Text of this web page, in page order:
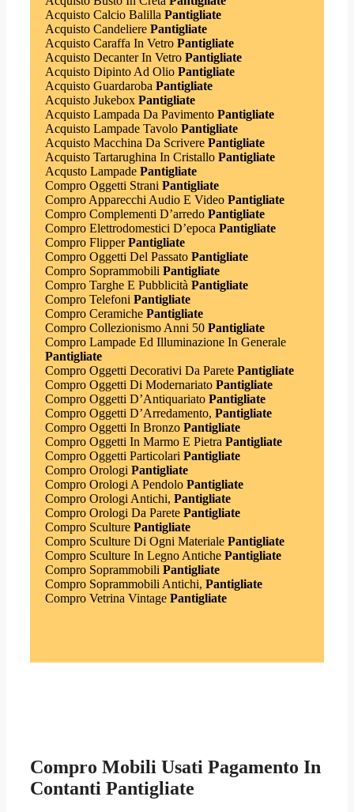
Acquisto Calcio Balilla Pantigliate
Acquisto CandelierePantigliate
Acquisto Caraffa In VetroPantigliate
Acquisto Decanter In VetroPantigliate
Acquisto Dipinto Ad OlioPantigliate
Acquisto Guardaroba Pantigliate
Acquisto JukeboxPantigliate
Acquisto Lampada Da PavimentoPantigliate
Acquisto Lampade TavoloPantigliate
Acquisto Macchina Da ScriverePantigliate
Acquisto Tartarughina In CristalloPantigliate
Acqusto LampadePantigliate
Compro Oggetti Strani Pantigliate
Compro Apparecchi Audio E VideoPantigliate
Compro Complementi D’arredoPantigliate
Compro Elettrodomestici D’epoca Pantigliate
Compro FlipperPantigliate
Compro Oggetti Del PassatoPantigliate
Compro Soprammobili Pantigliate
Compro Targhe E Pubblicità Pantigliate
Compro Telefoni Pantigliate
Compro CeramichePantigliate
Compro Collezionismo Anni 50Pantigliate
Compro Lampade Ed Illuminazione In Generale
Pantigliate
Compro Oggetti Decorativi Da ParetePantigliate
Compro Oggetti Di ModernariatoPantigliate
Compro Oggetti D’AntiquariatoPantigliate
Compro Oggetti D’Arredamento, Pantigliate
Compro Oggetti In BronzoPantigliate
Compro Oggetti In Marmo E Pietra Pantigliate
Compro Oggetti Particolari Pantigliate
Compro Orologi Pantigliate
Compro Orologi A PendoloPantigliate
Compro Orologi Antichi, Pantigliate
Compro Orologi Da ParetePantigliate
Compro SculturePantigliate
Compro Sculture Di Ogni MaterialePantigliate
Compro Sculture In Legno AntichePantigliate
Compro Soprammobili Pantigliate
Compro Soprammobili Antichi, Pantigliate
Compro Vetrina VintagePantigliate
Compro Mobili Usati Pagamento In
Contanti Pantigliate